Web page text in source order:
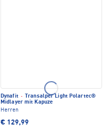
Dynafit ·
Transalper Light Polartec®
Midlayer mit Kapuze
Herren
€ 129,99